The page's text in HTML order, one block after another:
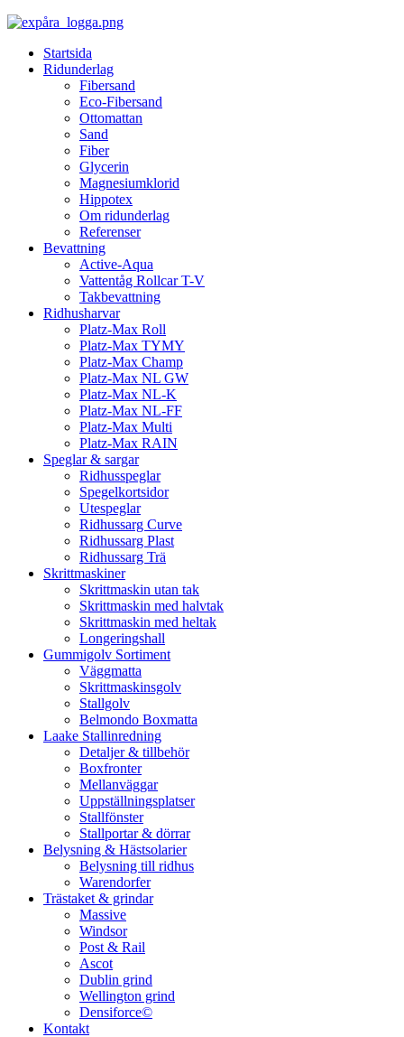
Startsida
Ridunderlag
Fibersand
Eco-Fibersand
Ottomattan
Sand
Fiber
Glycerin
Magnesiumklorid
Hippotex
Om ridunderlag
Referenser
Bevattning
Active-Aqua
Vattentåg Rollcar T-V
Takbevattning
Ridhusharvar
Platz-Max Roll
Platz-Max TYMY
Platz-Max Champ
Platz-Max NL GW
Platz-Max NL-K
Platz-Max NL-FF
Platz-Max Multi
Platz-Max RAIN
Speglar & sargar
Ridhusspeglar
Spegelkortsidor
Utespeglar
Ridhussarg Curve
Ridhussarg Plast
Ridhussarg Trä
Skrittmaskiner
Skrittmaskin utan tak
Skrittmaskin med halvtak
Skrittmaskin med heltak
Longeringshall
Gummigolv Sortiment
Väggmatta
Skrittmaskinsgolv
Stallgolv
Belmondo Boxmatta
Laake Stallinredning
Detaljer & tillbehör
Boxfronter
Mellanväggar
Uppställningsplatser
Stallfönster
Stallportar & dörrar
Belysning & Hästsolarier
Belysning till ridhus
Warendorfer
Trästaket & grindar
Massive
Windsor
Post & Rail
Ascot
Dublin grind
Wellington grind
Densiforce©
Kontakt